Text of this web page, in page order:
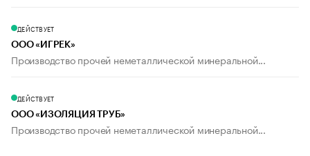
ДЕЙСТВУЕТ
ООО «ИГРЕК»
Производство прочей неметаллической минеральной...
ДЕЙСТВУЕТ
ООО «ИЗОЛЯЦИЯ ТРУБ»
Производство прочей неметаллической минеральной...